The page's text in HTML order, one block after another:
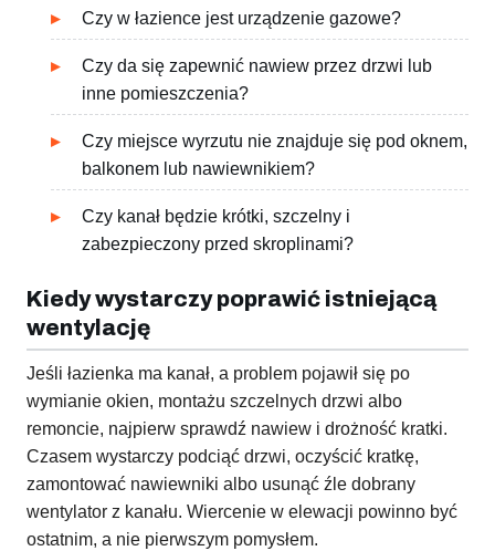
Czy w łazience jest urządzenie gazowe?
Czy da się zapewnić nawiew przez drzwi lub
inne pomieszczenia?
Czy miejsce wyrzutu nie znajduje się pod oknem,
balkonem lub nawiewnikiem?
Czy kanał będzie krótki, szczelny i
zabezpieczony przed skroplinami?
Kiedy wystarczy poprawić istniejącą
wentylację
Jeśli łazienka ma kanał, a problem pojawił się po
wymianie okien, montażu szczelnych drzwi albo
remoncie, najpierw sprawdź nawiew i drożność kratki.
Czasem wystarczy podciąć drzwi, oczyścić kratkę,
zamontować nawiewniki albo usunąć źle dobrany
wentylator z kanału. Wiercenie w elewacji powinno być
ostatnim, a nie pierwszym pomysłem.